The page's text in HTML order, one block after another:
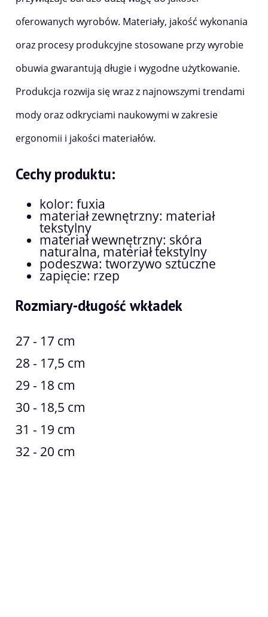
oferowanych wyrobów. Materiały, jakość wykonania
oraz procesy produkcyjne stosowane przy wyrobie
obuwia gwarantują długie i wygodne użytkowanie.
Produkcja rozwija się wraz z najnowszymi trendami
mody oraz odkryciami naukowymi w zakresie
ergonomii i jakości materiałów.
Cechy produktu:
kolor: fuxia
materiał zewnętrzny: materiał
tekstylny
materiał wewnętrzny: skóra
naturalna, materiał tekstylny
podeszwa: tworzywo sztuczne
zapięcie: rzep
Rozmiary-długość wkładek
27 - 17 cm
28 - 17,5 cm
29 - 18 cm
30 - 18,5 cm
31 - 19 cm
32 - 20 cm